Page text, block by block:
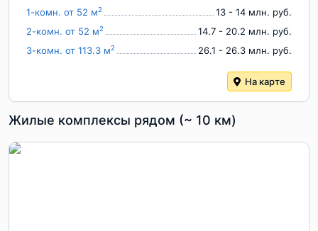
1-комн. от 52 м2
13 - 14 млн. руб.
2-комн. от 52 м2
14.7 - 20.2 млн. руб.
3-комн. от 113.3 м2 26.1 - 26.3 млн. руб.
На карте
Жилые комплексы рядом (~ 10 км)